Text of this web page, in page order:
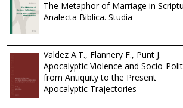
The Metaphor of Marriage in
Analecta Biblica. Studia
Valdez A.T., Flannery F., Punt J.
Apocalyptic Violence and Socio-
from Antiquity to the Present
Apocalyptic Trajectories